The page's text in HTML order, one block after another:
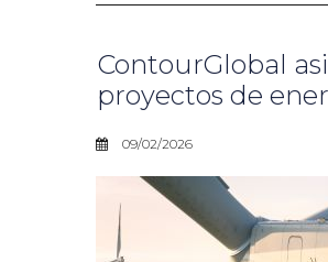
ContourGlobal
proyectos de
09/02/2026